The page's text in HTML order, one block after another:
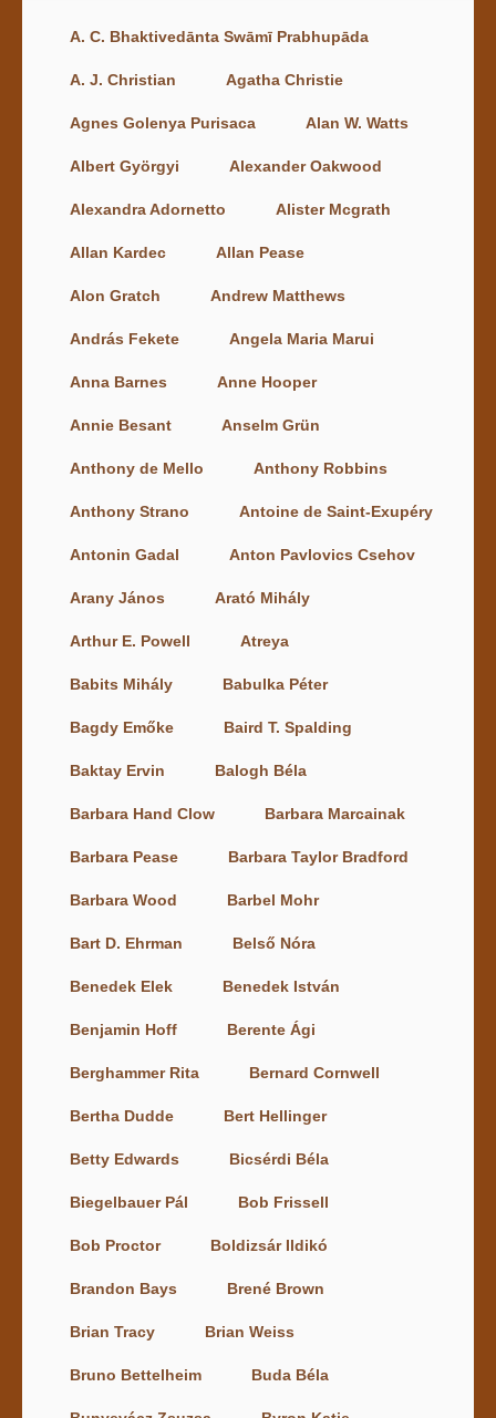
A. C. Bhaktivedānta Swāmī Prabhupāda
A. J. Christian Agatha Christie
Agnes Golenya Purisaca Alan W. Watts
Albert Györgyi Alexander Oakwood
Alexandra Adornetto Alister Mcgrath
Allan Kardec Allan Pease
Alon Gratch Andrew Matthews
András Fekete Angela Maria Marui
Anna Barnes Anne Hooper
Annie Besant Anselm Grün
Anthony de Mello Anthony Robbins
Anthony Strano Antoine de Saint-Exupéry
Antonin Gadal Anton Pavlovics Csehov
Arany János Arató Mihály
Arthur E. Powell Atreya
Babits Mihály Babulka Péter
Bagdy Emőke Baird T. Spalding
Baktay Ervin Balogh Béla
Barbara Hand Clow Barbara Marcainak
Barbara Pease Barbara Taylor Bradford
Barbara Wood Barbel Mohr
Bart D. Ehrman Belső Nóra
Benedek Elek Benedek István
Benjamin Hoff Berente Ági
Berghammer Rita Bernard Cornwell
Bertha Dudde Bert Hellinger
Betty Edwards Bicsérdi Béla
Biegelbauer Pál Bob Frissell
Bob Proctor Boldizsár Ildikó
Brandon Bays Brené Brown
Brian Tracy Brian Weiss
Bruno Bettelheim Buda Béla